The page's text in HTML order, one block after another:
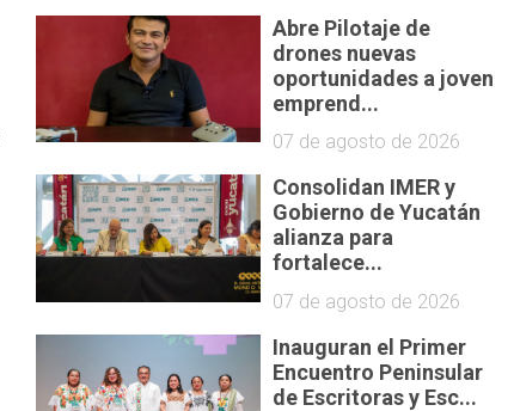
Abre Pilotaje de
drones nuevas
oportunidades a joven
emprend...
07 de agosto de 2026
Consolidan IMER y
Gobierno de Yucatán
alianza para
fortalece...
07 de agosto de 2026
Inauguran el Primer
Encuentro Peninsular
de Escritoras y Esc...